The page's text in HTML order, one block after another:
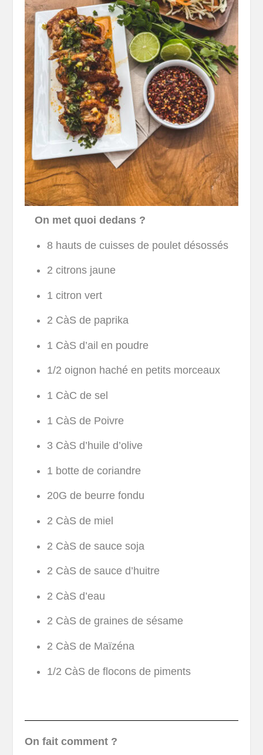
On met quoi dedans ?
8 hauts de cuisses de poulet désossés
2 citrons jaune
1 citron vert
2 CàS de paprika
1 CàS d’ail en poudre
1/2 oignon haché en petits morceaux
1 CàC de sel
1 CàS de Poivre
3 CàS d’huile d’olive
1 botte de coriandre
20G de beurre fondu
2 CàS de miel
2 CàS de sauce soja
2 CàS de sauce d’huitre
2 CàS d’eau
2 CàS de graines de sésame
2 CàS de Maïzéna
1/2 CàS de flocons de piments
On fait comment ?